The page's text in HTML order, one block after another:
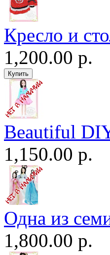
Кресло и
1,200.00 р.
Beautiful
1,150.00 р.
Одна из
1,800.00 р.